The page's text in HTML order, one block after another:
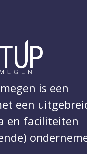
is een
een
en faciliteiten